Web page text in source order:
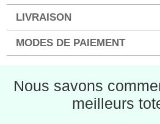
LIVRAISON
MODES DE PAIEMENT
Nous savons
meilleurs